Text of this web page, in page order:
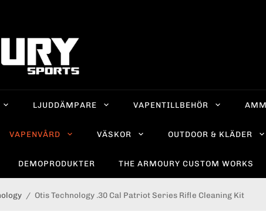
LJUDDÄMPARE VAPENTILLBEHÖR
VAPENVÅRD VÄSKOR OUTDOOR & KLÄDER
DEMOPRODUKTER THE ARMOURY CUSTOM WORKS
/ Otis Technology .30 Cal Patriot Series Rifle Cleaning Kit